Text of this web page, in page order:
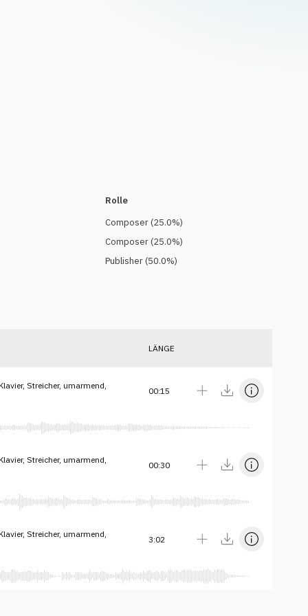
Rolle
Composer(25.0%)
Composer(25.0%)
Publisher(50.0%)
LÄNGE
Streicher, umarmend, 00:15
Streicher, umarmend, 00:30
Streicher, umarmend, 3:02